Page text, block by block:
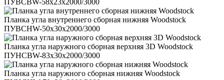
ПУВСВW-58х23х2000/3000
Планка угла внутреннего сборная нижняя Woodstock
ПУВСНW-50х30х2000/3000
Планка угла наружного сборная верхняя 3D Woodstock
ПУНСВW-83х30х2000/3000
Планка угла наружного сборная нижняя Woodstock